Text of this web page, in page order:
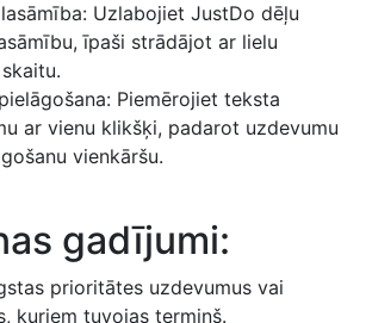
Uzlabojiet JustDo dēļu
īpaši strādājot ar lielu
Piemērojiet teksta
ar vienu klikšķi, padarot uzdevumu
vienkāršu.
gadījumi:
prioritātes uzdevumus vai
kuriem tuvojas termiņš.